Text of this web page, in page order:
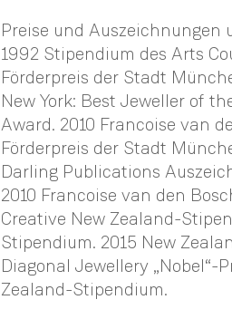
Preise und Auszeichnungen
1992 Stipendium des Arts
Förderpreis der Stadt
New York: Best Jeweller of
Award. 2010 Francoise van
Förderpreis der Stadt
Darling Publications
2010 Francoise van den
Creative New Zealand-
Stipendium. 2015 New
Diagonal Jewellery „Nobel“-
Zealand-Stipendium.